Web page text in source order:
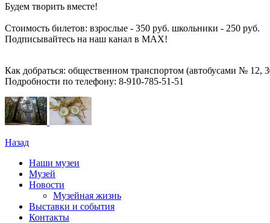
Будем творить вместе!
Стоимость билетов: взрослые - 350 руб. школьники - 250 руб.
Подписывайтесь на наш канал в MAX!
Как добраться: общественном транспортом (автобусами №
Подробности по телефону: 8-910-785-51-51
Назад
Наши музеи
Музей
Новости
Музейная жизнь
Выставки и события
Контакты